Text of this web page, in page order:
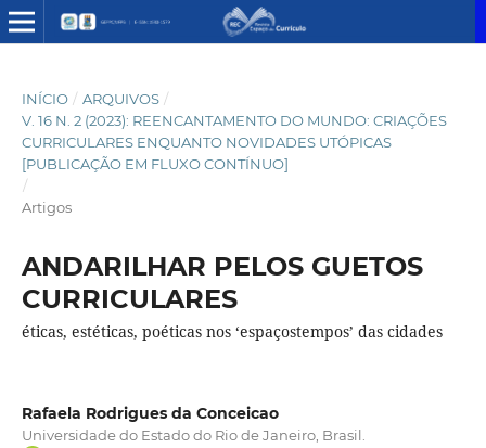
INÍCIO / ARQUIVOS /
V. 16 N. 2 (2023): REENCANTAMENTO DO MUNDO: CRIAÇÕES
CURRICULARES ENQUANTO NOVIDADES UTÓPICAS
[PUBLICAÇÃO EM FLUXO CONTÍNUO]
/
Artigos
ANDARILHAR PELOS GUETOS
CURRICULARES
éticas, estéticas, poéticas nos ‘espaçostempos’ das cidades
Rafaela Rodrigues da Conceicao
Universidade do Estado do Rio de Janeiro, Brasil.